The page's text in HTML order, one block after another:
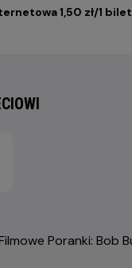
1,50 zł/1 bilet